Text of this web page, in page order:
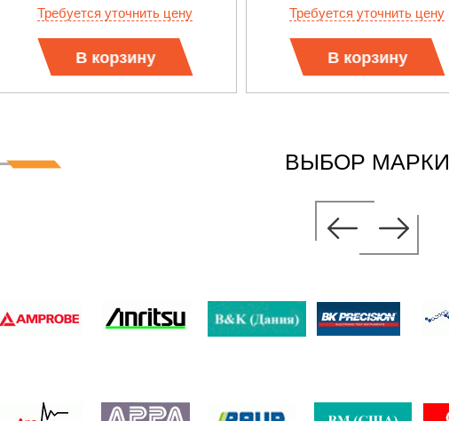
Требуется уточнить цену
В корзину
Требуется уточнить цену
В корзину
ВЫБОР МАРКИ